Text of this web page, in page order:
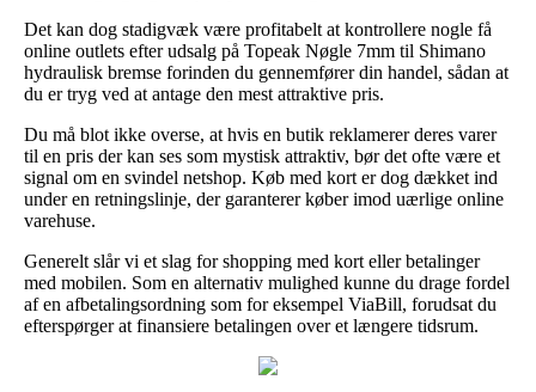
Det kan dog stadigvæk være profitabelt at kontrollere nogle få
online outlets efter udsalg på Topeak Nøgle 7mm til Shimano
hydraulisk bremse forinden du gennemfører din handel, sådan at
du er tryg ved at antage den mest attraktive pris.
Du må blot ikke overse, at hvis en butik reklamerer deres varer
til en pris der kan ses som mystisk attraktiv, bør det ofte være et
signal om en svindel netshop. Køb med kort er dog dækket ind
under en retningslinje, der garanterer køber imod uærlige online
varehuse.
Generelt slår vi et slag for shopping med kort eller betalinger
med mobilen. Som en alternativ mulighed kunne du drage fordel
af en afbetalingsordning som for eksempel ViaBill, forudsat du
efterspørger at finansiere betalingen over et længere tidsrum.